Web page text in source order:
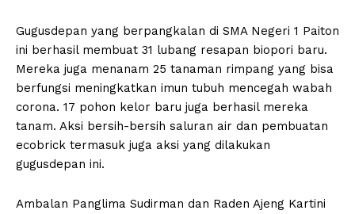
Gugusdepan yang berpangkalan di SMA Negeri 1 Paiton
ini berhasil membuat 31 lubang resapan biopori baru.
Mereka juga menanam 25 tanaman rimpang yang bisa
berfungsi meningkatkan imun tubuh mencegah wabah
corona. 17 pohon kelor baru juga berhasil mereka
tanam. Aksi bersih-bersih saluran air dan pembuatan
ecobrick termasuk juga aksi yang dilakukan
gugusdepan ini.
Ambalan Panglima Sudirman dan Raden Ajeng Kartini